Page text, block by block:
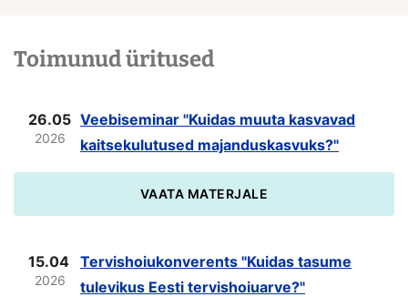
Toimunud üritused
26.05
2026
Veebiseminar "Kuidas muuta kasvavad
kaitsekulutused majanduskasvuks?"
VAATA MATERJALE
15.04
2026
Tervishoiukonverents "Kuidas tasume
tulevikus Eesti tervishoiuarve?"